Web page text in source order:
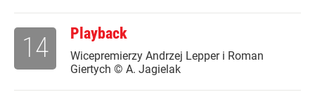
Playback
Wicepremierzy Andrzej Lepper i Roman
Giertych © A. Jagielak
14